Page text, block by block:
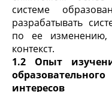
системе
разрабатывать
по ее изменению,
контекст.
1.2 Опыт
интересов